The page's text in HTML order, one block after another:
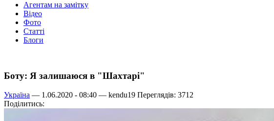
Агентам на замітку
Відео
Фото
Статті
Блоги
Боту: Я залишаюся в "Шахтарі"
Україна — 1.06.2020 - 08:40 — kendu19 Переглядів: 3712
Поділитись: